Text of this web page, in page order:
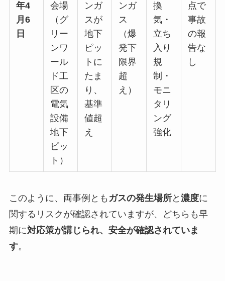
年4
月6
日
会場
（グ
リー
ンワ
ール
ド工
区の
電気
設備
地下
ピッ
ト）
ンガ
スが
地下
ピッ
トに
たま
り、
基準
値超
え
ンガ
ス
（爆
発下
限界
超
え）
換
気・
立ち
入り
規
制・
モニ
タリ
ング
強化
点で
事故
の報
告な
し
このように、両事例とも ガスの発生場所と 濃度に
関するリスクが確認されていますが、どちらも早
期に対応策が講じられ、安全が確認されていま
す。